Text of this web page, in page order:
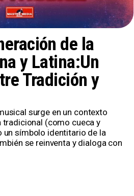
de la
y Latina:Un
Tradición y
surge en un contexto
tradicional (como cueca y
un símbolo identitario de la
se reinventa y dialoga con